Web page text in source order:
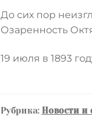
До сих пор
Озаренность
19 июля в 1893
Рубрика: Новости и